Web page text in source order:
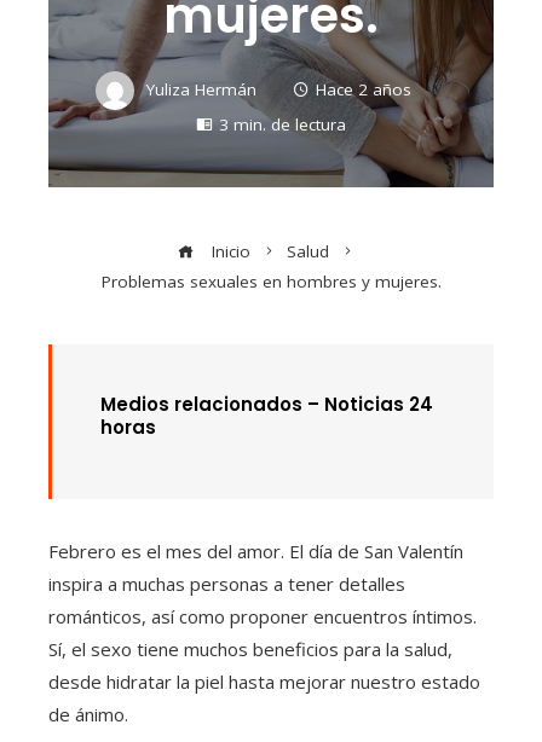
mujeres.
Yuliza Hermán
Hace 2 años
3 min. de lectura
Inicio
Salud
Problemas sexuales en hombres y mujeres.
Medios relacionados – Noticias 24
horas
Febrero es el mes del amor. El día de San Valentín
inspira a muchas personas a tener detalles
románticos, así como proponer encuentros íntimos.
Sí, el sexo tiene muchos beneficios para la salud,
desde hidratar la piel hasta mejorar nuestro estado
de ánimo.